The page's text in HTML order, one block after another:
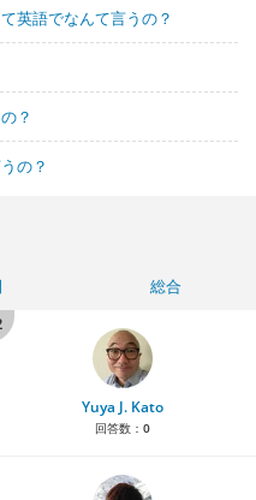
英語でなんて言うの？
？
の？
総合
Yuya J. Kato
回答数： 0